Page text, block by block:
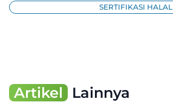
SERTIFIKASI HALAL
Artikel Lainnya